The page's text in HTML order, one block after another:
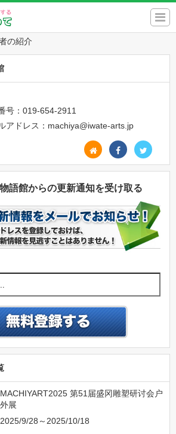
の紹介
号：019-654-2911
アドレス：machiya@iwate-arts.jp
語館からの更新通知を受け取る
MACHIYART2025 第51届盛冈雕塑研讨会户
外展
2025/9/28～2025/10/18